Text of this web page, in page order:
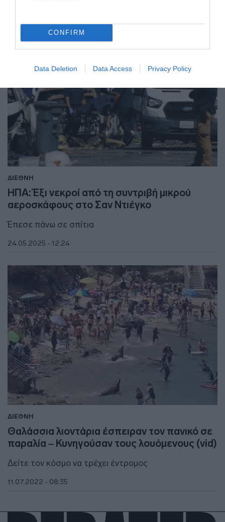
CONFIRM
Data Deletion Data Access Privacy Policy
ΔΙΕΘΝΗ
ΗΠΑ: Έξι νεκροί από τη συντριβή μικρού
αεροσκάφους στο Σαν Ντιέγκο
Έπεσε πάνω σε σπίτια
24.05.2025 - 12:24
ΔΙΕΘΝΗ
Θαλάσσια λιοντάρια έσπειραν τον πανικό σε
παραλία – Κυνηγούσαν τους λουόμενους (vid)
Δείτε τον κόσμο να τρέχει έντρομος
11.07.2022 - 08:35